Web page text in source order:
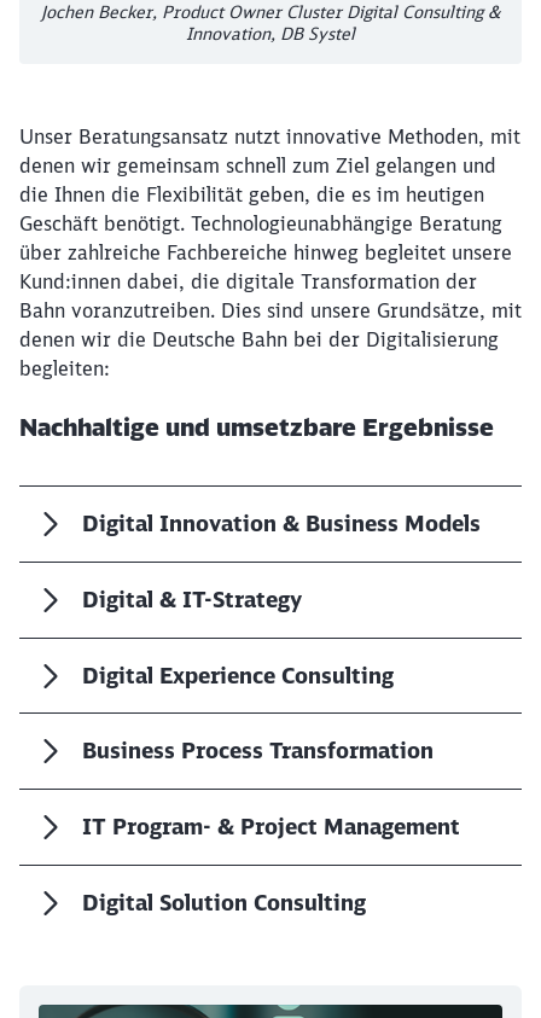
Jochen Becker, Product Owner Cluster Digital Consulting &
Innovation, DB Systel
Unser Beratungsansatz nutzt innovative Methoden, mit
denen wir gemeinsam schnell zum Ziel gelangen und
die Ihnen die Flexibilität geben, die es im heutigen
Geschäft benötigt. Technologieunabhängige Beratung
über zahlreiche Fachbereiche hinweg begleitet unsere
Kund:innen dabei, die digitale Transformation der
Bahn voranzutreiben. Dies sind unsere Grundsätze, mit
denen wir die Deutsche Bahn bei der Digitalisierung
begleiten:
Nachhaltige und umsetzbare Ergebnisse
Digital Innovation & Business Models
Digital & IT-Strategy
Digital Experience Consulting
Business Process Transformation
IT Program- & Project Management
Digital Solution Consulting
Schließen
Möchten Sie zu
weitergeleitet
werden?
Abbrechen Weiter